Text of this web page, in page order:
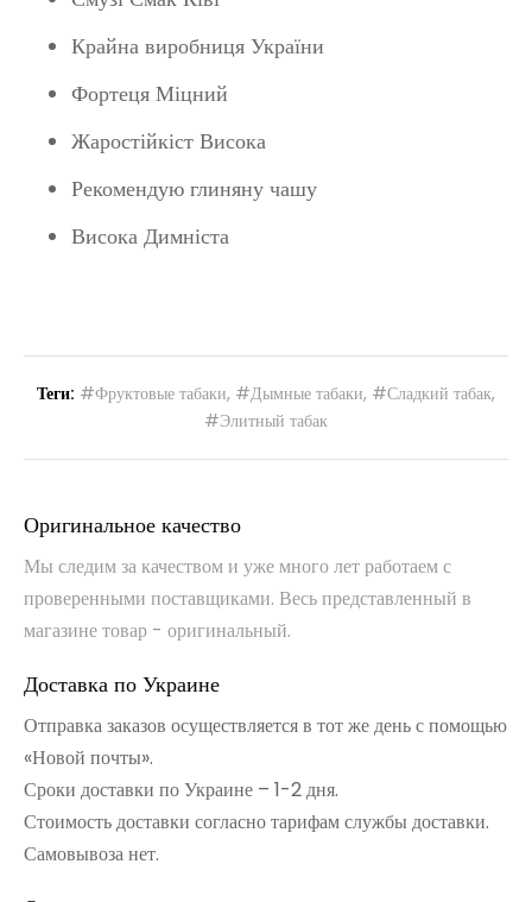
Крайна виробниця України
Фортеця Міцний
Жаростійкіст Висока
Рекомендую глиняну чашу
Висока Димніста
Теги: #Фруктовые табаки, #Дымные табаки, #Сладкий табак,
#Элитный табак
Оригинальное качество
Мы следим за качеством и уже много лет работаем с
проверенными поставщиками. Весь представленный в
магазине товар - оригинальный.
Доставка по Украине
Отправка заказов осуществляется в тот же день с помощью
«Новой почты».
Сроки доставки по Украине – 1-2 дня.
Стоимость доставки согласно тарифам службы доставки.
Самовывоза нет.